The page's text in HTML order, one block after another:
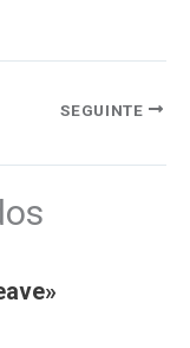
SEGUINTE